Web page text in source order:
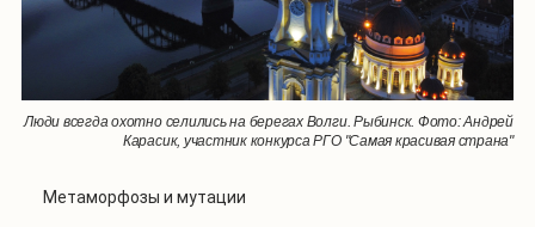
Люди всегда охотно селились на берегах Волги. Рыбинск. Фото: Андрей
Карасик, участник конкурса РГО "Самая красивая страна"
Метаморфозы и мутации